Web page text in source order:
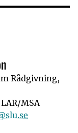
Rådgivning,
MSA